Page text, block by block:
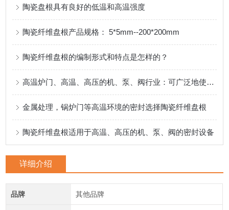
陶瓷盘根具有良好的低温和高温强度
陶瓷纤维盘根产品规格： 5*5mm--200*200mm
陶瓷纤维盘根的编制形式和特点是怎样的？
高温炉门、高温、高压的机、泵、阀行业：可广泛地使用陶瓷纤维盘根
金属处理，锅炉门等高温环境的密封选择陶瓷纤维盘根
陶瓷纤维盘根适用于高温、高压的机、泵、阀的密封设备
详细介绍
品牌 其他品牌